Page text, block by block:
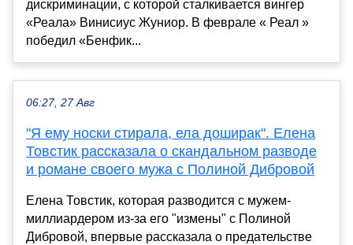
дискриминации, с которой сталкивается вингер
«Реала» Винисиус Жуниор. В феврале « Реал »
победил «Бенфик...
06:27, 27 Авг
"Я ему носки стирала, ела доширак". Елена
Товстик рассказала о скандальном разводе
и романе своего мужа с Полиной Дибровой
Елена Товстик, которая разводится с мужем-
миллиардером из-за его "измены" с Полиной
Дибровой, впервые рассказала о предательстве